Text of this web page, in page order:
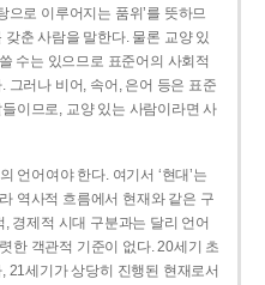
으로 이루어지는 품위’를 뜻하므
춘 사람을 말한다. 물론 교양 있
수는 있으므로 표준어의 사회적
그러나 비어, 속어, 은어 등은 표준
이므로, 교양 있는 사람이라면 사
언어여야 한다. 여기서 ‘현대’는
역사적 흐름에서 현재와 같은 구
경제적 시대 구분과는 달리 언어
한 객관적 기준이 없다. 20세기 초
21세기가 상당히 진행된 현재로서